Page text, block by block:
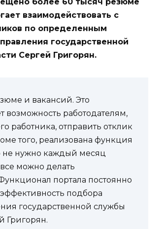
взаимодействовать с
по определенным
государственной
Сергей Григорян.
и вакансий. Это
возможность работодателям,
работника, отправить отклик
того, реализована функция
не нужно каждый месяц
можно делать
портала постоянно
подбора
государственной службы
Григорян.